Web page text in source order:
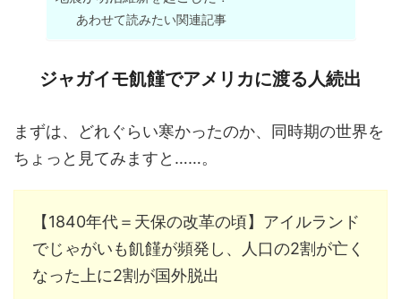
あわせて読みたい関連記事
ジャガイモ飢饉でアメリカに渡る人続出
まずは、どれぐらい寒かったのか、同時期の世界を
ちょっと見てみますと……。
【1840年代＝天保の改革の頃】アイルランド
でじゃがいも飢饉が頻発し、人口の2割が亡く
なった上に2割が国外脱出